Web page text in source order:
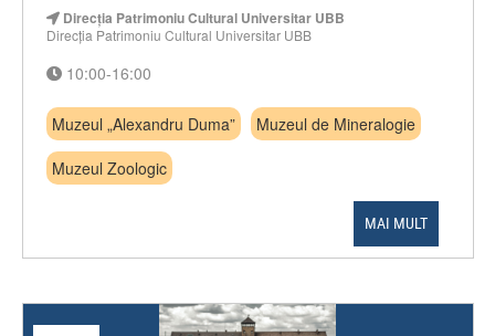
Direcția Patrimoniu Cultural Universitar UBB
Direcția Patrimoniu Cultural Universitar UBB
10:00-16:00
Muzeul „Alexandru Duma”
Muzeul de Mineralogie
Muzeul Zoologic
MAI MULT